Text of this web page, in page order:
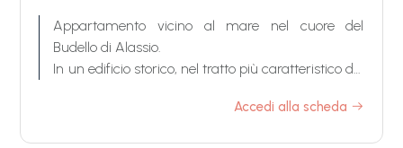
Appartamento vicino al mare nel cuore del
Budello di Alassio.
In un edificio storico, nel tratto più caratteristico del
l'appartamento in vendita è un ultimo piano,
Accedi alla scheda